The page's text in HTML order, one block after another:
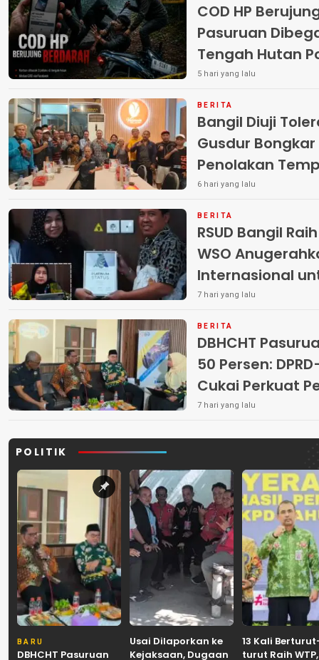
COD HP
Pasuruan
Tengah Hutan Polisi Buru Tiga
Pelaku
5 hari yang lalu
BERITA
Bangil Diuji
Gusdur
Penolakan
6 hari yang lalu
BERITA
RSUD Bangil
WSO
Internasional
7 hari yang lalu
BERITA
DBHCHT
50 Persen:
Cukai Perkuat
Peredaran
7 hari yang lalu
POLITIK
BARU
DBHCHT Pasuruan
Usai Dilaporkan ke
Kejaksaan, Dugaan
13 Kali
turut Raih WTP,